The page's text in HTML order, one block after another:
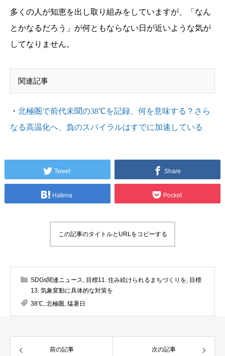
多くの人が知恵を出し取り組みをしていますが、「なん
とかなるだろう」が何ともならない日が近いような気が
してなりません。
関連記事
・ 北極圏で前代未聞の38℃を記録、何を意味する？さら
なる高温化へ、負のスパイラルはすでに加速している
Tweet Share
Hatena Pocket
この記事のタイトルとURLをコピーする
SDGs関連ニュース, 目標11. 住み続けられるまちづくりを, 目標
13. 気象変動に具体的な対策を
38℃, 北極圏 , 猛暑日
前の記事 次の記事